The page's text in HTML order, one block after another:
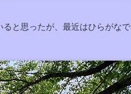
ると思ったが、最近はひらがなで